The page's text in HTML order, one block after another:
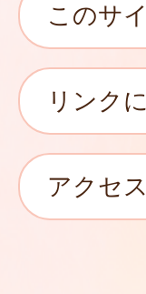
このサ
リンク
アクセス